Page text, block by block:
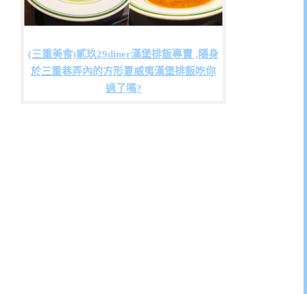
(三重美食)貳玖29diner漢堡排飯專賣 ,隱身
於三重巷弄內的方形夏威夷漢堡排飯吃你
過了嗎?